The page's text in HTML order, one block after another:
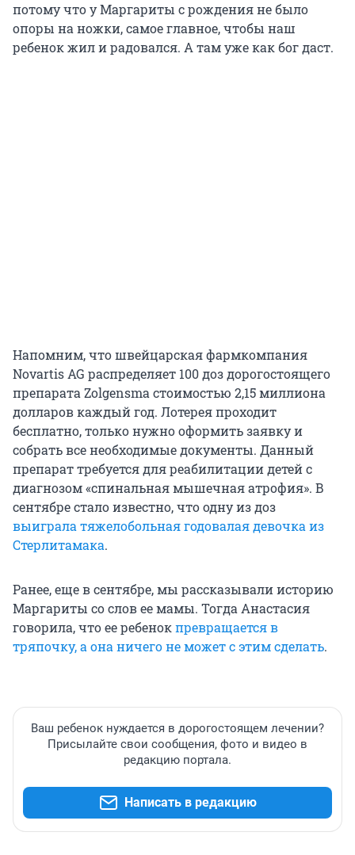
потому что у Маргариты с рождения не было
опоры на ножки, самое главное, чтобы наш
ребенок жил и радовался. А там уже как бог даст.
Напомним, что швейцарская фармкомпания
Novartis AG распределяет 100 доз дорогостоящего
препарата Zolgensma стоимостью 2,15 миллиона
долларов каждый год. Лотерея проходит
бесплатно, только нужно оформить заявку и
собрать все необходимые документы. Данный
препарат требуется для реабилитации детей с
диагнозом «спинальная мышечная атрофия». В
сентябре стало известно, что одну из доз
выиграла тяжелобольная годовалая девочка из
Стерлитамака.
Ранее, еще в сентябре, мы рассказывали историю
Маргариты со слов ее мамы. Тогда Анастасия
говорила, что ее ребенокпревращается в
тряпочку, а она ничего не может с этим сделать.
Ваш ребенок нуждается в дорогостоящем лечении?
Присылайте свои сообщения, фото и видео в
редакцию портала.
Написать в редакцию